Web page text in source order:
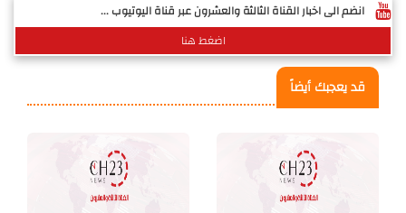
انضم الى اخبار القناة الثالثة والعشرون عبر قناة اليوتيوب ...
اضغط هنا
قد يعجبك أيضاً